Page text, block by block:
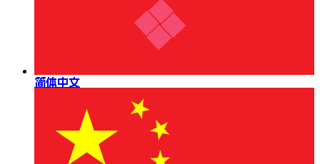
简体中文